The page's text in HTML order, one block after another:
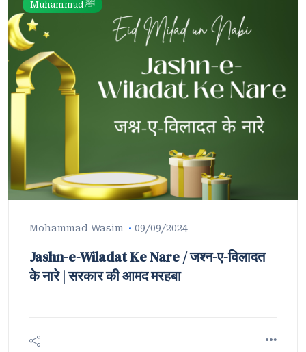
Muhammad ﷺ
Mohammad Wasim 09/09/2024
Jashn-e-Wiladat Ke Nare / जश्न-ए-विलादत
के नारे | सरकार की आमद मरहबा